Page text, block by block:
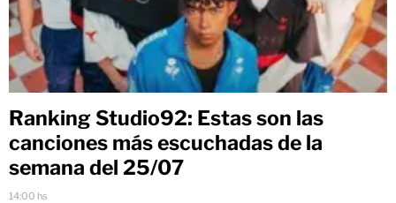
Ranking Studio92: Estas son las
canciones más escuchadas de la
semana del 25/07
14:00 hs